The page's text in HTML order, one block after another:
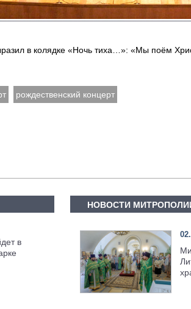
в колядке «Ночь тиха…»: «Мы поём
рождественский концерт
в
НОВОСТИ